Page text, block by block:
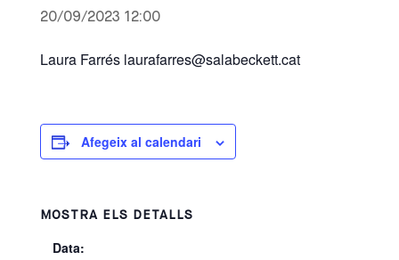
20/09/2023 12:00
Laura Farrés laurafarres@salabeckett.cat
Afegeix al calendari
MOSTRA ELS DETALLS
Data: